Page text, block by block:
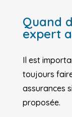
Quand
expert
Il est
toujours
assurances
proposée.